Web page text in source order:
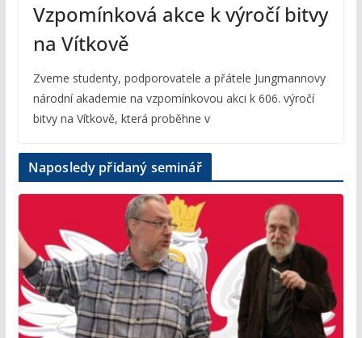
Vzpomínková akce k výročí bitvy
na Vítkově
Zveme studenty, podporovatele a přátele Jungmannovy
národní akademie na vzpomínkovou akci k 606. výročí
bitvy na Vítkově, která proběhne v
Naposledy přidaný seminář